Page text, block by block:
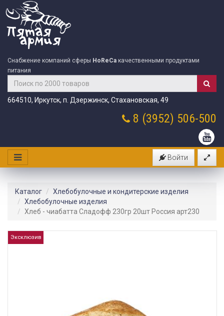
Снабжение компаний сферы HoReCa качественными продуктами
питания
664510, Иркутск, п. Дзержинск, Стахановская, 49
8 (3952) 506-500
Войти
Каталог
Хлебобулочные и кондитерские изделия
Хлебобулочные изделия
Хлеб - чиабатта Сладофф 230гр 20шт Россия арт230
Эксклюзив